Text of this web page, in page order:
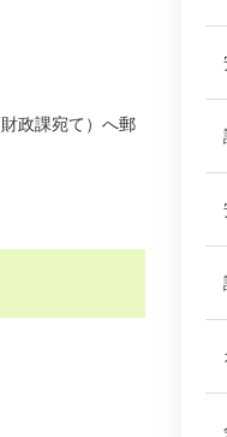
政課宛て）へ郵